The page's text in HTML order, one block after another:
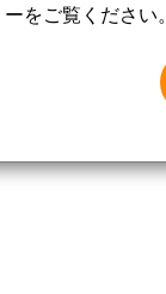
ーをご覧ください。